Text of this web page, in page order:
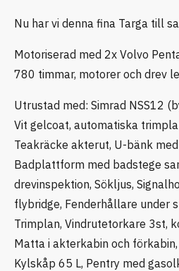
Nu har vi denna fina Targa till
Motoriserad med 2x Volvo
780 timmar, motorer och drev
Utrustad med: Simrad NSS12
Vit gelcoat, automatiska
Teakräcke akterut, U-bänk
Badplattform med badstege
drevinspektion, Sökljus,
flybridge, Fenderhållare under
Trimplan, Vindrutetorkare 3st,
Matta i akterkabin och
Kylskåp 65 L, Pentry med